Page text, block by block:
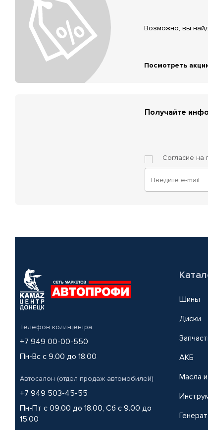
Возможно, вы
Посмотреть
Получайте
Согласие на
Телефон колл-центра
+7 949 00-00-550
Пн-Вс с 9.00 до 18.00
Автосалон (отдел продаж автомобилей)
+7 949 503-45-55
Пн-Пт с 09.00 до 18.00, Сб с 9.00 до
15.00
Шины
Диски
АКБ
Масла